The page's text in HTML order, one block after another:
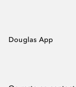
Douglas App